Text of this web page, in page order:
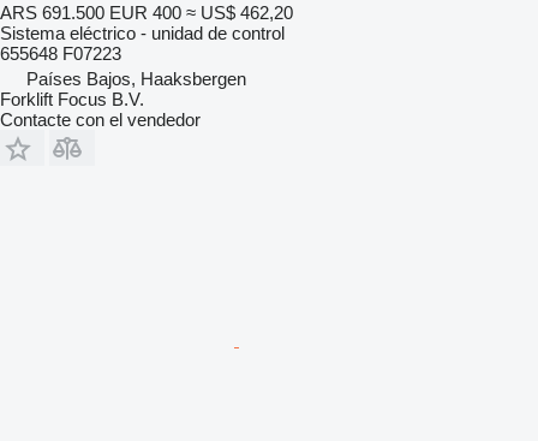
ARS 691.500 EUR 400 ≈ US$ 462,20
Sistema eléctrico - unidad de control
655648 F07223
Países Bajos, Haaksbergen
Forklift Focus B.V.
Contacte con el vendedor